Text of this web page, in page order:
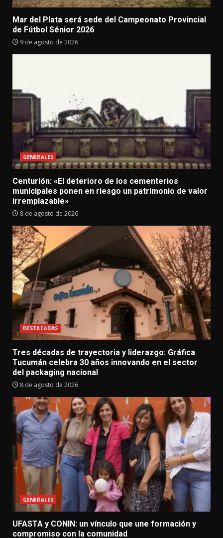
Mar del Plata será sede del Campeonato Provincial
de Fútbol Sénior 2026
9 de agosto de 2026
GENERALES
Centurión: «El deterioro de los cementerios
municipales ponen en riesgo un patrimonio de valor
irremplazable»
8 de agosto de 2026
DESTACADAS
Tres décadas de trayectoria y liderazgo: Gráfica
Tucumán celebra 30 años innovando en el sector
del packaging nacional
8 de agosto de 2026
GENERALES
UFASTA y CONIN: un vínculo que une formación y
compromiso con la comunidad